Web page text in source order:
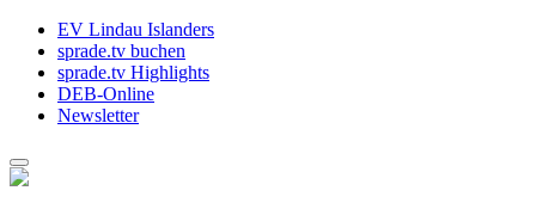
EV Lindau Islanders
sprade.tv buchen
sprade.tv Highlights
DEB-Online
Newsletter